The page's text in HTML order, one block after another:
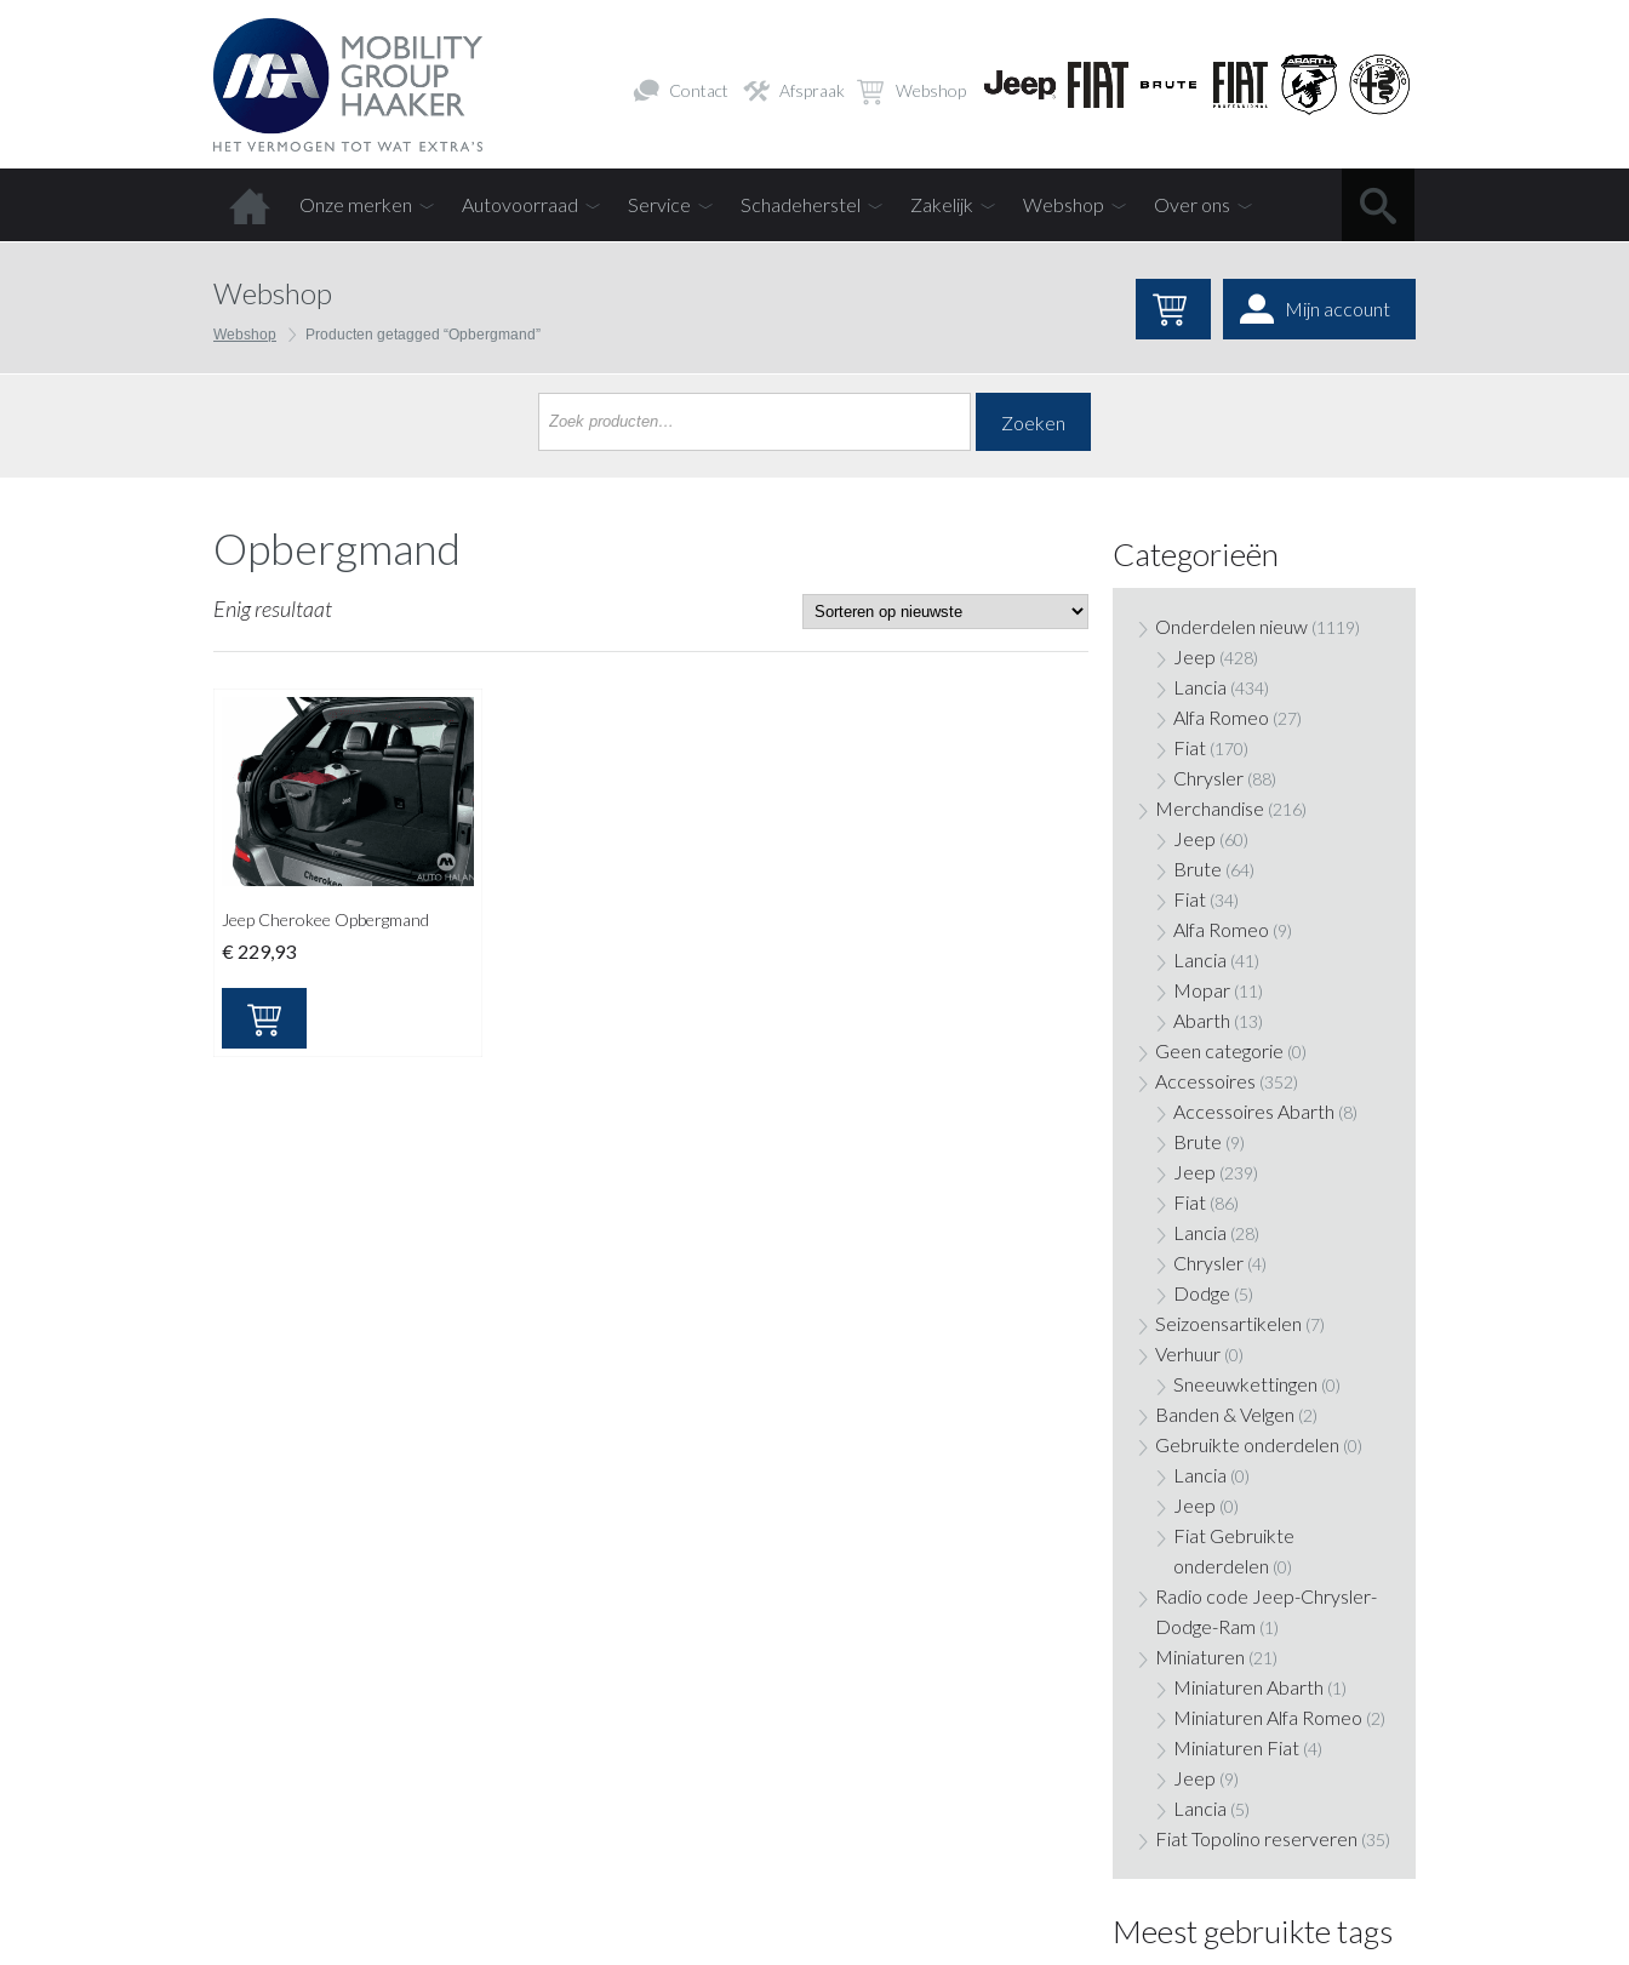
Contact Afspraak Webshop
Onze merken Autovoorraad Service Schadeherstel Zakelijk Webshop Over ons
Webshop
Webshop Producten getagged “Opbergmand”
Mijn account
Zoeken
Opbergmand
Enig resultaat
Jeep Cherokee Opbergmand
€ 229,93
Categorieën
Onderdelen nieuw (1119)
Jeep (428)
Lancia (434)
Alfa Romeo (27)
Fiat (170)
Chrysler (88)
Merchandise (216)
Jeep (60)
Brute (64)
Fiat (34)
Alfa Romeo (9)
Lancia (41)
Mopar (11)
Abarth (13)
Geen categorie (0)
Accessoires (352)
Accessoires Abarth (8)
Brute (9)
Jeep (239)
Fiat (86)
Lancia (28)
Chrysler (4)
Dodge (5)
Seizoensartikelen (7)
Verhuur (0)
Sneeuwkettingen (0)
Banden & Velgen (2)
Gebruikte onderdelen (0)
Lancia (0)
Jeep (0)
Fiat Gebruikte
onderdelen (0)
Radio code Jeep-Chrysler-
Dodge-Ram (1)
Miniaturen (21)
Miniaturen Abarth (1)
Miniaturen Alfa Romeo (2)
Miniaturen Fiat (4)
Jeep (9)
Lancia (5)
Fiat Topolino reserveren (35)
Meest gebruikte tags